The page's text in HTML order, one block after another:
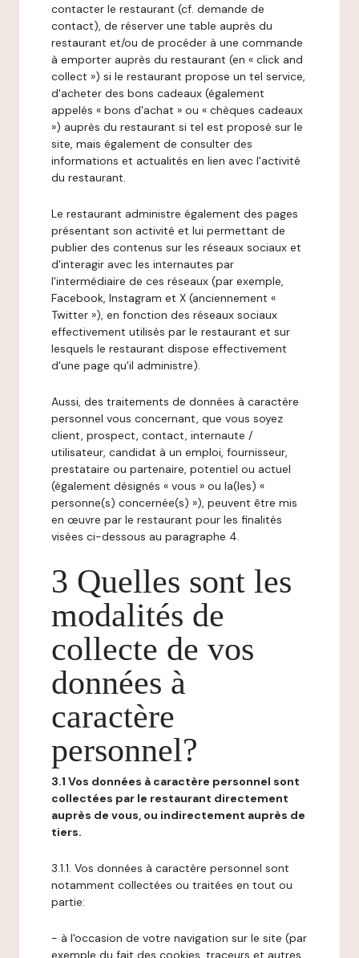
contacter le restaurant (cf. demande de
contact), de réserver une table auprès du
restaurant et/ou de procéder à une commande
à emporter auprès du restaurant (en « click and
collect ») si le restaurant propose un tel service,
d'acheter des bons cadeaux (également
appelés « bons d'achat » ou « chèques cadeaux
») auprès du restaurant si tel est proposé sur le
site, mais également de consulter des
informations et actualités en lien avec l'activité
du restaurant.
Le restaurant administre également des pages
présentant son activité et lui permettant de
publier des contenus sur les réseaux sociaux et
d'interagir avec les internautes par
l'intermédiaire de ces réseaux (par exemple,
Facebook, Instagram et X (anciennement «
Twitter »), en fonction des réseaux sociaux
effectivement utilisés par le restaurant et sur
lesquels le restaurant dispose effectivement
d'une page qu'il administre).
Aussi, des traitements de données à caractère
personnel vous concernant, que vous soyez
client, prospect, contact, internaute /
utilisateur, candidat à un emploi, fournisseur,
prestataire ou partenaire, potentiel ou actuel
(également désignés « vous » ou la(les) «
personne(s) concernée(s) »), peuvent être mis
en œuvre par le restaurant pour les finalités
visées ci-dessous au paragraphe 4.
3 Quelles sont les
modalités de
collecte de vos
données à
caractère
personnel?
3.1 Vos données à caractère personnel sont
collectées par le restaurant directement
auprès de vous, ou indirectement auprès de
tiers.
3.1.1. Vos données à caractère personnel sont
notamment collectées ou traitées en tout ou
partie:
- à l'occasion de votre navigation sur le site (par
exemple du fait des cookies, traceurs et autres